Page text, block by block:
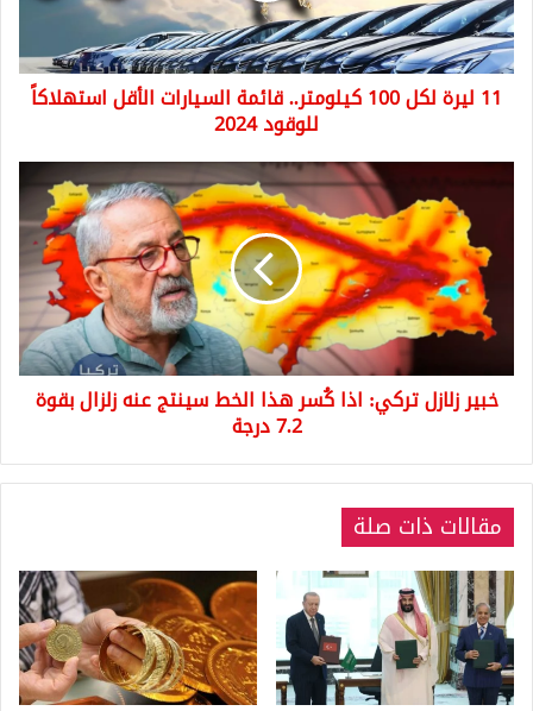
السيارات
الأقل
استهلاكاً
للوقود
11 ليرة لكل 100 كيلومتر.. قائمة السيارات الأقل استهلاكاً
للوقود 2024
كُسر
الخط
سينتج
عنه
زلزال
درجة
خبير زلازل تركي: اذا كُسر هذا الخط سينتج عنه زلزال بقوة
7.2 درجة
مقالات ذات صلة